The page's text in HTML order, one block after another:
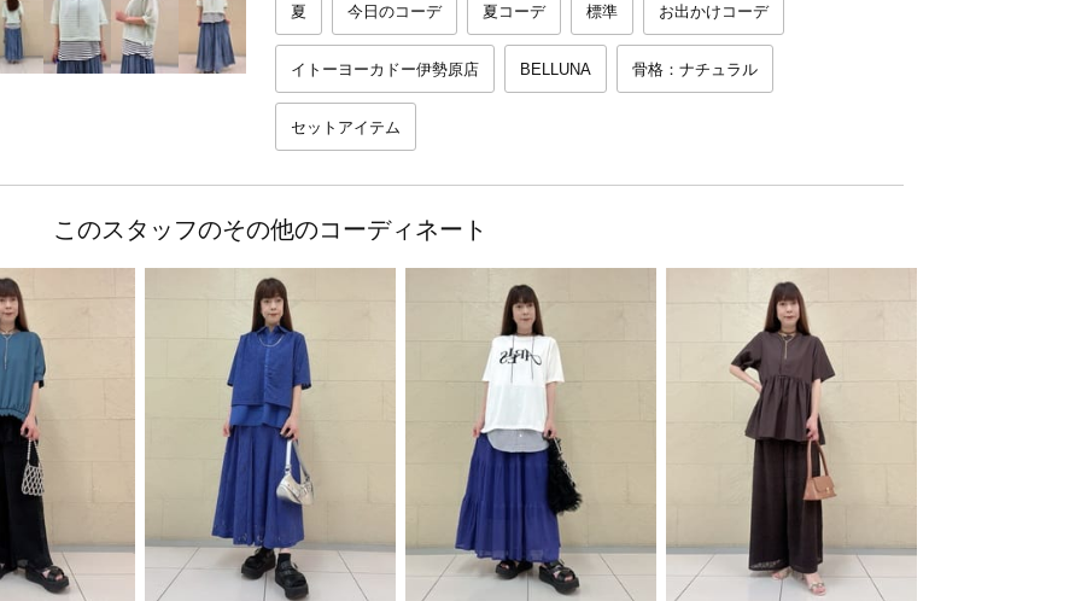
夏 今日のコーデ 夏コーデ 標準 お出かけコーデ
イトーヨーカドー伊勢原店 BELLUNA 骨格：ナチュラル
セットアイテム
このスタッフのその他のコーディネート